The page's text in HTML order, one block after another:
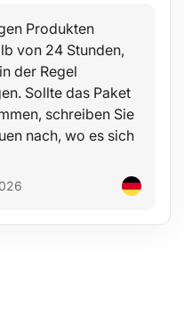
Produkten
von 24 Stunden,
der Regel
Sollte das Paket
schreiben Sie
nach, wo es sich